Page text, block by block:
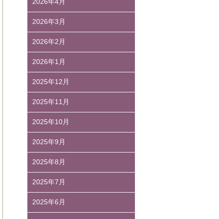
2026年4月
2026年3月
2026年2月
2026年1月
2025年12月
2025年11月
2025年10月
2025年9月
2025年8月
2025年7月
2025年6月